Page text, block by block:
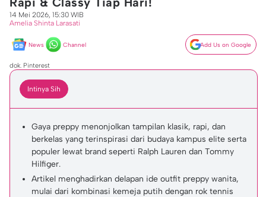
14 Mei 2026, 15:30 WIB
Amelia Shinta Larasati
News Channel Add Us on Google
dok. Pinterest
Intinya Sih
Gaya preppy menonjolkan tampilan klasik, rapi, dan
berkelas yang terinspirasi dari budaya kampus elite serta
populer lewat brand seperti Ralph Lauren dan Tommy
Hilfiger.
Artikel menghadirkan delapan ide outfit preppy wanita,
mulai dari kombinasi kemeja putih dengan rok tennis